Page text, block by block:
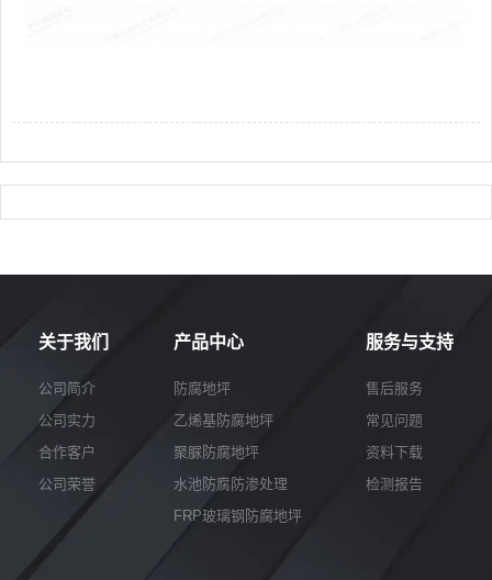
关于我们
公司简介
公司实力
合作客户
公司荣誉
产品中心
防腐地坪
乙烯基防腐地坪
聚脲防腐地坪
水池防腐防渗处理
FRP玻璃钢防腐地坪
服务与支持
售后服务
常见问题
资料下载
检测报告